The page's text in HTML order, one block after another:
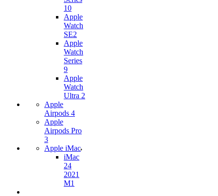
10
Apple
Watch
SE2
Apple
Watch
Series
9
Apple
Watch
Ultra 2
Apple
Airpods 4
Apple
Airpods Pro
3
Apple iMac
iMac
24
2021
M1